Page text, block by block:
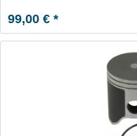
99,00 € *